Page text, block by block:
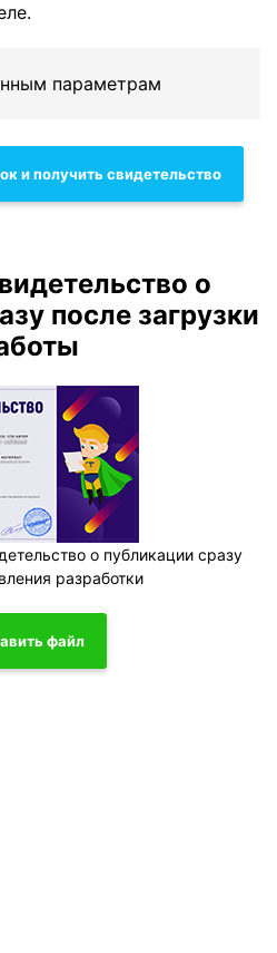
параметрам
и получить свидетельство
о
после загрузки
о публикации сразу
разработки
файл